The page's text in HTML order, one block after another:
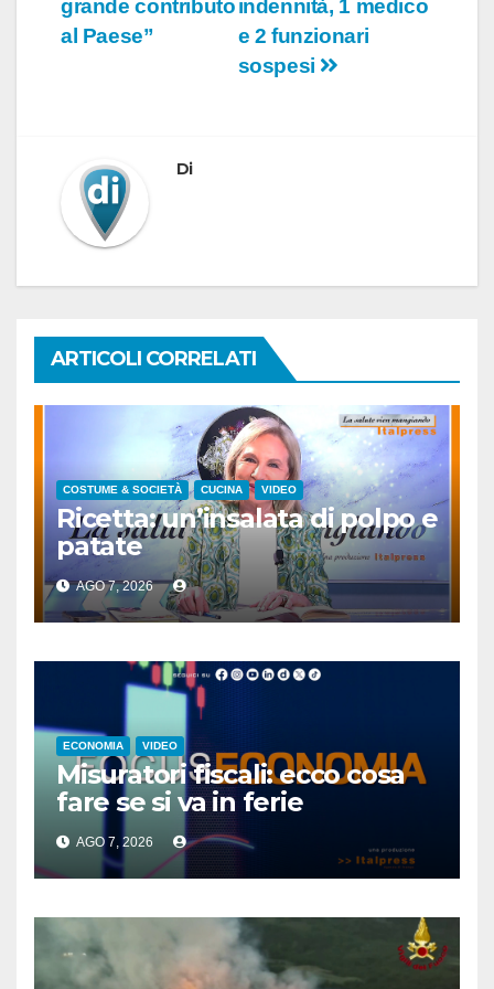
indennità, 1 medico
e 2 funzionari
sospesi
grande contributo
al Paese”
Di
ARTICOLI CORRELATI
COSTUME & SOCIETÀ CUCINA VIDEO
Ricetta: un’insalata di polpo e
patate
AGO 7, 2026
ECONOMIA VIDEO
Misuratori fiscali: ecco cosa
fare se si va in ferie
AGO 7, 2026